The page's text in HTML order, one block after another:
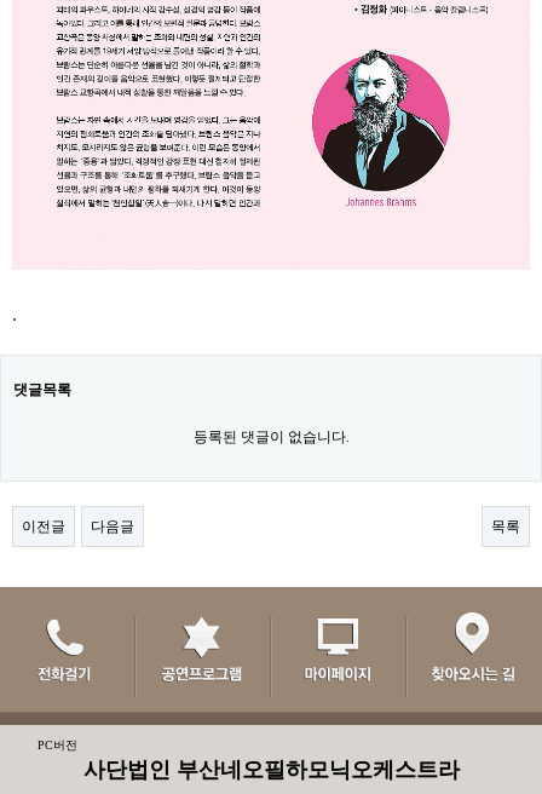
.
댓글목록
등록된 댓글이 없습니다.
이전글 다음글 목록
PC버전
사단법인 부산네오필하모닉오케스트라